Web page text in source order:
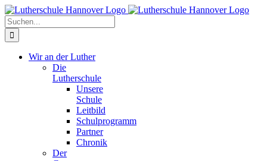
Zum
Inhalt
springen
Facebook
X
Instagram
Pinterest
Suche
nach:
Wir an der Luther
Die
Lutherschule
Unsere
Schule
Leitbild
Schulprogramm
Partner
Chronik
Der